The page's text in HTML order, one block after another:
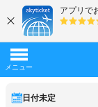
日付未定